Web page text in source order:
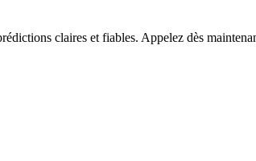
claires et fiables. Appelez dès